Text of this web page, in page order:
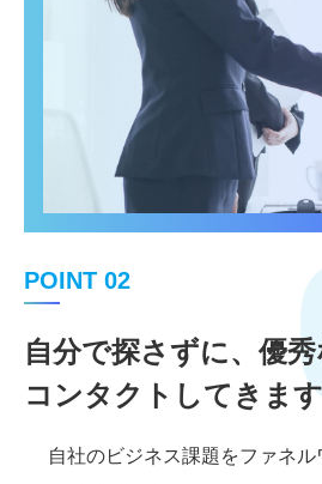
POINT 02
自分で探さずに、優
コンタクトしてきます
自社のビジネス課題をファネル